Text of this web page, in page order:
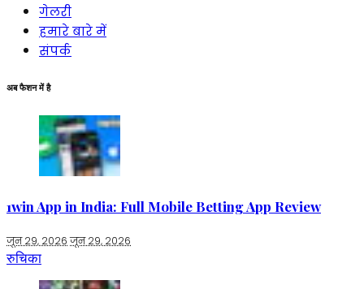
गेलरी
हमारे बारे में
संपर्क
अब फैशन में है
1win App in India: Full Mobile Betting App Review
जून 29, 2026 जून 29, 2026
रुचिका